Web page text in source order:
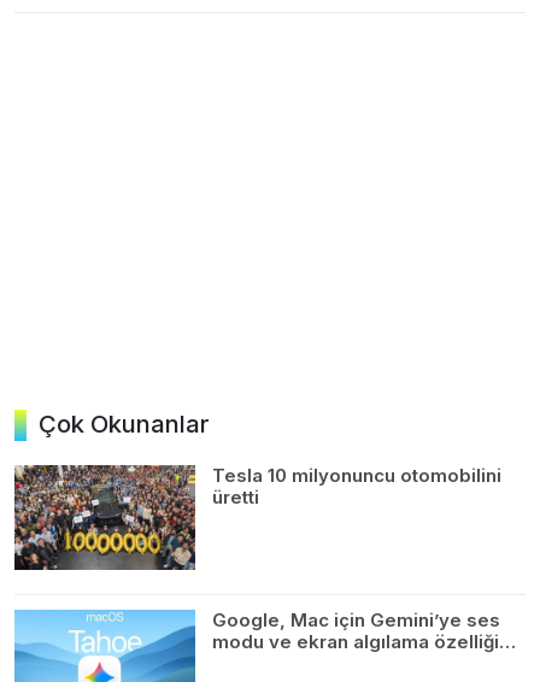
Çok Okunanlar
Tesla 10 milyonuncu otomobilini
üretti
Google, Mac için Gemini’ye ses
modu ve ekran algılama özelliği…